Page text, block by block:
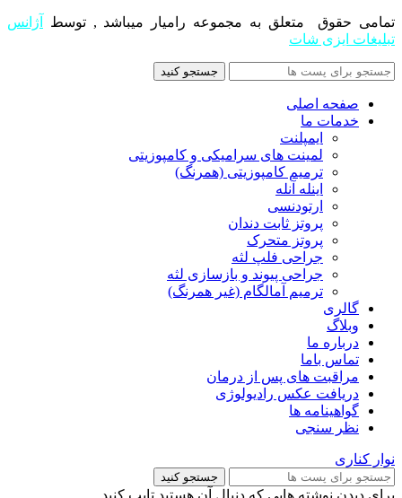
تمامی حقوق متعلق به مجموعه رامیار میباشد , توسط
آژانس
تبلیغات ایزی شات
جستجو کنید
صفحه اصلی
خدمات ما
ایمپلنت
لمینت های سرامیکی و کامپوزیتی
ترمیم کامپوزیتی (همرنگ)
اینله آنله
ارتودنسی
پروتز ثابت دندان
پروتز متحرک
جراحی فلپ لثه
جراحی پیوند و بازسازی لثه
ترمیم آمالگام (غیر همرنگ)
گالری
وبلاگ
درباره ما
تماس باما
مراقبت های پس از درمان
دریافت عکس رادیولوژی
گواهینامه ها
نظر سنجی
نوار کناری
جستجو کنید